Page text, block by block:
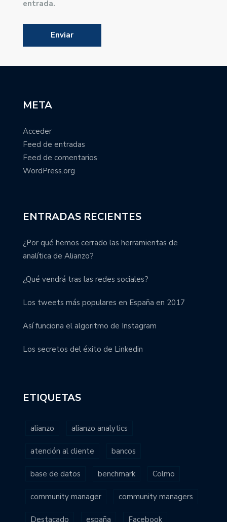
entrada.
META
Acceder
Feed de entradas
Feed de comentarios
WordPress.org
ENTRADAS RECIENTES
¿Por qué hemos cerrado las herramientas de
analítica de Alianzo?
¿Qué vendrá tras las redes sociales?
Los tweets más populares en España en 2017
Así funciona el algoritmo de Instagram
Los secretos del éxito de Linkedin
ETIQUETAS
alianzo alianzo analytics
atención al cliente bancos
base de datos benchmark Colmo
community manager community managers
Destacado españa Facebook